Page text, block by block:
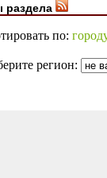
по:
регион: